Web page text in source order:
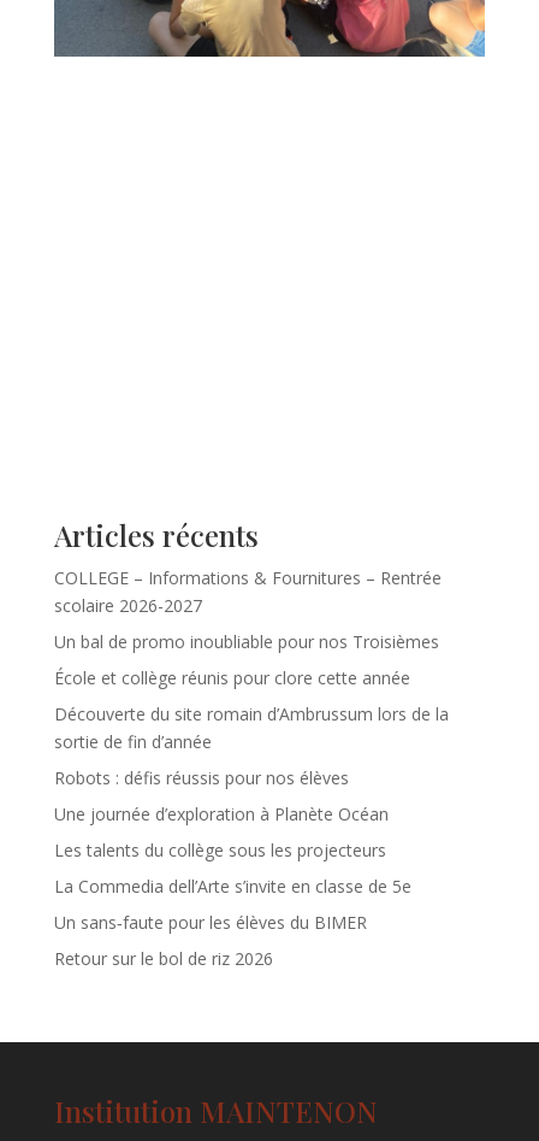
Articles récents
COLLEGE – Informations & Fournitures – Rentrée
scolaire 2026-2027
Un bal de promo inoubliable pour nos Troisièmes
École et collège réunis pour clore cette année
Découverte du site romain d’Ambrussum lors de la
sortie de fin d’année
Robots : défis réussis pour nos élèves
Une journée d’exploration à Planète Océan
Les talents du collège sous les projecteurs
La Commedia dell’Arte s’invite en classe de 5e
Un sans‑faute pour les élèves du BIMER
Retour sur le bol de riz 2026
Institution MAINTENON